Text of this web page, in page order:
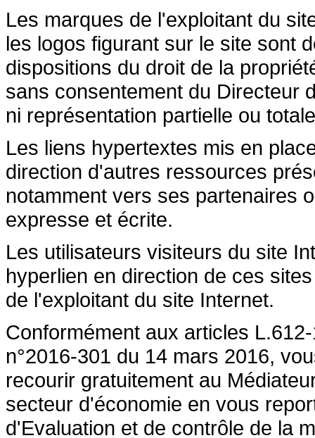
Les marques de l'exploitant du
les logos figurant sur le site sont
dispositions du droit de la
sans consentement du Directeur
ni représentation partielle ou
Les liens hypertextes mis en
direction d'autres ressources
notamment vers ses partenaires
expresse et écrite.
Les utilisateurs visiteurs du site
hyperlien en direction de ces
de l'exploitant du site Internet.
Conformément aux articles
n°2016-301 du 14 mars 2016,
recourir gratuitement au
secteur d'économie en vous
d'Evaluation et de contrôle de la